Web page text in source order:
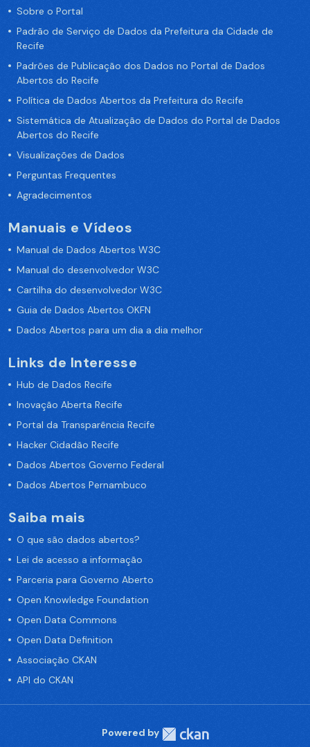
Sobre o Portal
Padrão de Serviço de Dados da Prefeitura da Cidade de
Recife
Padrões de Publicação dos Dados no Portal de Dados
Abertos do Recife
Política de Dados Abertos da Prefeitura do Recife
Sistemática de Atualização de Dados do Portal de Dados
Abertos do Recife
Visualizações de Dados
Perguntas Frequentes
Agradecimentos
Manuais e Vídeos
Manual de Dados Abertos W3C
Manual do desenvolvedor W3C
Cartilha do desenvolvedor W3C
Guia de Dados Abertos OKFN
Dados Abertos para um dia a dia melhor
Links de Interesse
Hub de Dados Recife
Inovação Aberta Recife
Portal da Transparência Recife
Hacker Cidadão Recife
Dados Abertos Governo Federal
Dados Abertos Pernambuco
Saiba mais
O que são dados abertos?
Lei de acesso a informação
Parceria para Governo Aberto
Open Knowledge Foundation
Open Data Commons
Open Data Definition
Associação CKAN
API do CKAN
Powered by